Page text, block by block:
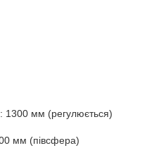
1300 мм (регулюється)
мм (півсфера)